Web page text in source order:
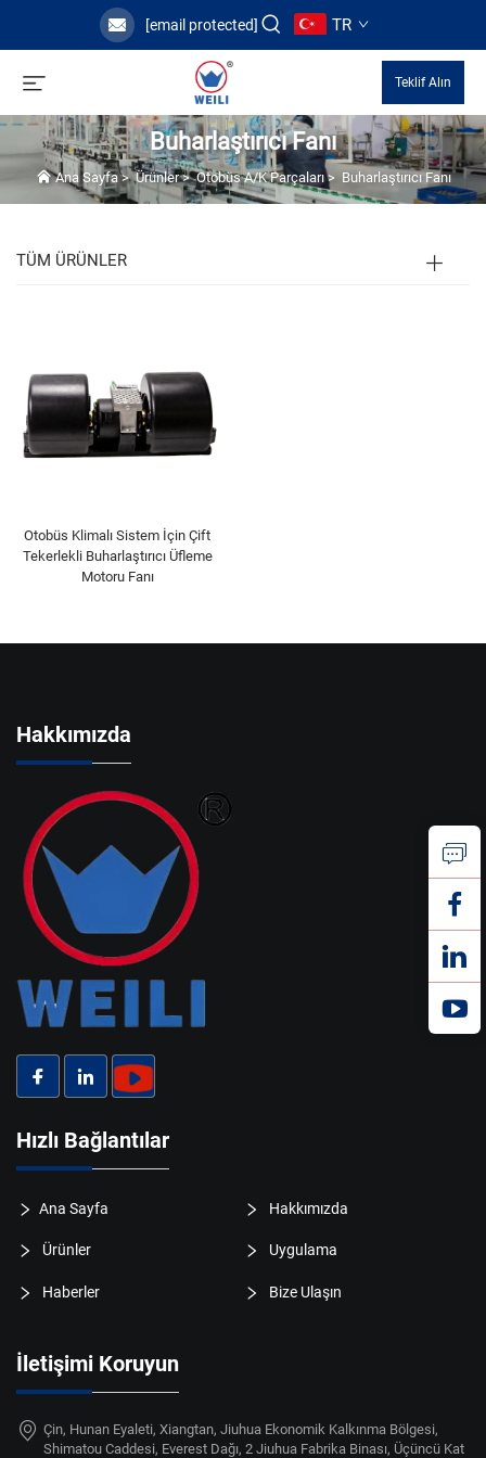
[email protected] TR
Teklif Alın
Buharlaştırıcı Fanı
Ana Sayfa>Ürünler>Otobüs A/K Parçaları> Buharlaştırıcı Fanı
TÜM ÜRÜNLER
Otobüs Klimalı Sistem İçin Çift
Tekerlekli Buharlaştırıcı Üfleme
Motoru Fanı
Hakkımızda
Hızlı Bağlantılar
Ana Sayfa Hakkımızda
Ürünler Uygulama
Haberler Bize Ulaşın
İletişimi Koruyun
Çin, Hunan Eyaleti, Xiangtan, Jiuhua Ekonomik Kalkınma Bölgesi,
Shimatou Caddesi, Everest Dağı, 2 Jiuhua Fabrika Binası, Üçüncü Kat